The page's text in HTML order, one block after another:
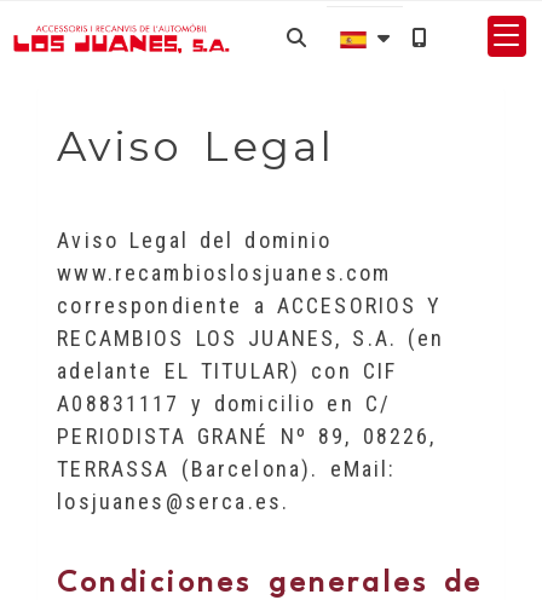
Aviso Legal
Aviso Legal del dominio
www.recambioslosjuanes.com
correspondiente a ACCESORIOS Y
RECAMBIOS LOS JUANES, S.A.
(en
adelante EL TITULAR) con CIF
A08831117
y domicilio en C/
PERIODISTA GRANÉ Nº 89, 08226,
TERRASSA
(Barcelona). eMail:
losjuanes@serca.es.
Condiciones generales de